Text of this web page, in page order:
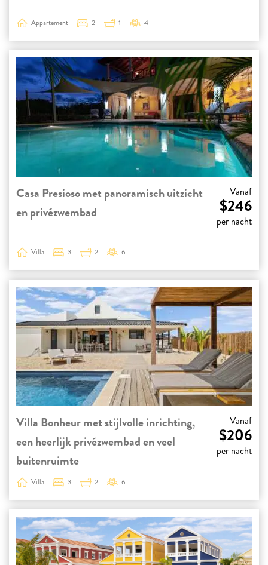
Appartement 2 1 4
Casa Presioso met panoramisch uitzicht
en privézwembad
Vanaf
$246
per nacht
Villa 3 2 6
Villa Bonheur met stijlvolle inrichting,
een heerlijk privézwembad en veel
buitenruimte
Vanaf
$206
per nacht
Villa 3 2 6